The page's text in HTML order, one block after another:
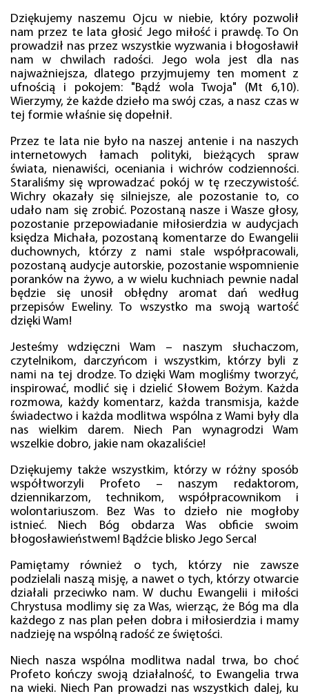
Dziękujemy naszemu Ojcu w niebie, który pozwolił
nam przez te lata głosić Jego miłość i prawdę. To On
prowadził nas przez wszystkie wyzwania i błogosławił
nam w chwilach radości. Jego wola jest dla nas
najważniejsza, dlatego przyjmujemy ten moment z
ufnością i pokojem: "Bądź wola Twoja" (Mt 6,10).
Wierzymy, że każde dzieło ma swój czas, a nasz czas w
tej formie właśnie się dopełnił.
Przez te lata nie było na naszej antenie i na naszych
internetowych łamach polityki, bieżących spraw
świata, nienawiści, oceniania i wichrów codzienności.
Staraliśmy się wprowadzać pokój w tę rzeczywistość.
Wichry okazały się silniejsze, ale pozostanie to, co
udało nam się zrobić. Pozostaną nasze i Wasze głosy,
pozostanie przepowiadanie miłosierdzia w audycjach
księdza Michała, pozostaną komentarze do Ewangelii
duchownych, którzy z nami stale współpracowali,
pozostaną audycje autorskie, pozostanie wspomnienie
poranków na żywo, a w wielu kuchniach pewnie nadal
będzie się unosił obłędny aromat dań według
przepisów Eweliny. To wszystko ma swoją wartość
dzięki Wam!
Jesteśmy wdzięczni Wam – naszym słuchaczom,
czytelnikom, darczyńcom i wszystkim, którzy byli z
nami na tej drodze. To dzięki Wam mogliśmy tworzyć,
inspirować, modlić się i dzielić Słowem Bożym. Każda
rozmowa, każdy komentarz, każda transmisja, każde
świadectwo i każda modlitwa wspólna z Wami były dla
nas wielkim darem. Niech Pan wynagrodzi Wam
wszelkie dobro, jakie nam okazaliście!
Dziękujemy także wszystkim, którzy w różny sposób
współtworzyli Profeto – naszym redaktorom,
dziennikarzom, technikom, współpracownikom i
wolontariuszom. Bez Was to dzieło nie mogłoby
istnieć. Niech Bóg obdarza Was obficie swoim
błogosławieństwem! Bądźcie blisko Jego Serca!
Pamiętamy również o tych, którzy nie zawsze
podzielali naszą misję, a nawet o tych, którzy otwarcie
działali przeciwko nam. W duchu Ewangelii i miłości
Chrystusa modlimy się za Was, wierząc, że Bóg ma dla
każdego z nas plan pełen dobra i miłosierdzia i mamy
nadzieję na wspólną radość ze świętości.
Niech nasza wspólna modlitwa nadal trwa, bo choć
Profeto kończy swoją działalność, to Ewangelia trwa
na wieki. Niech Pan prowadzi nas wszystkich dalej, ku